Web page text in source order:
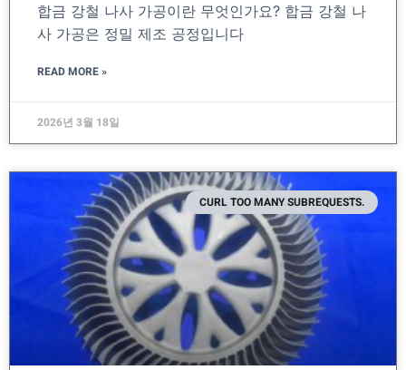
합금 강철 나사 가공이란 무엇인가요? 합금 강철 나
사 가공은 정밀 제조 공정입니다
READ MORE »
2026년 3월 18일
CURL TOO MANY SUBREQUESTS.